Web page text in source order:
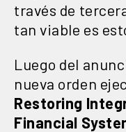
través de
tan viable es
Luego del
nueva orden
Restoring
Financial